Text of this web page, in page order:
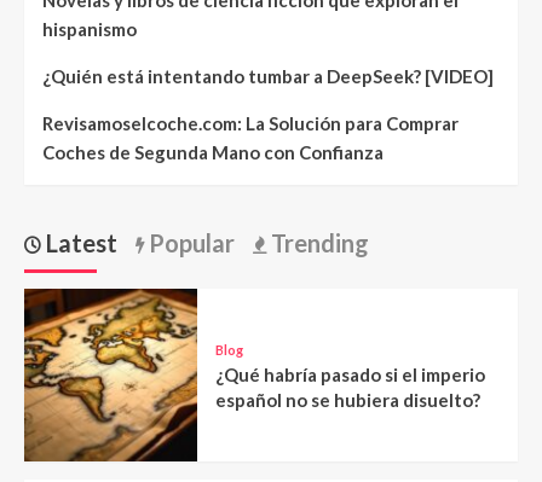
hispanismo
¿Quién está intentando tumbar a DeepSeek? [VIDEO]
Revisamoselcoche.com: La Solución para Comprar
Coches de Segunda Mano con Confianza
Latest Popular Trending
Blog
¿Qué habría pasado si el imperio
español no se hubiera disuelto?